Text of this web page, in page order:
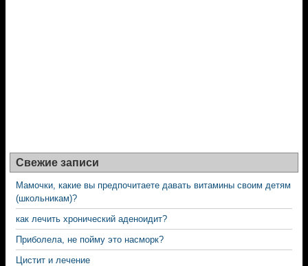
Свежие записи
Мамочки, какие вы предпочитаете давать витамины своим детям
(школьникам)?
как лечить хронический аденоидит?
Приболела, не пойму это насморк?
Цистит и лечение